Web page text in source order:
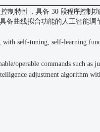
制特性，具备 30 段程序控制
备曲线拟合功能的人工智能调
with self-tuning, self-learning
operable commands such as
adjustment algorithm